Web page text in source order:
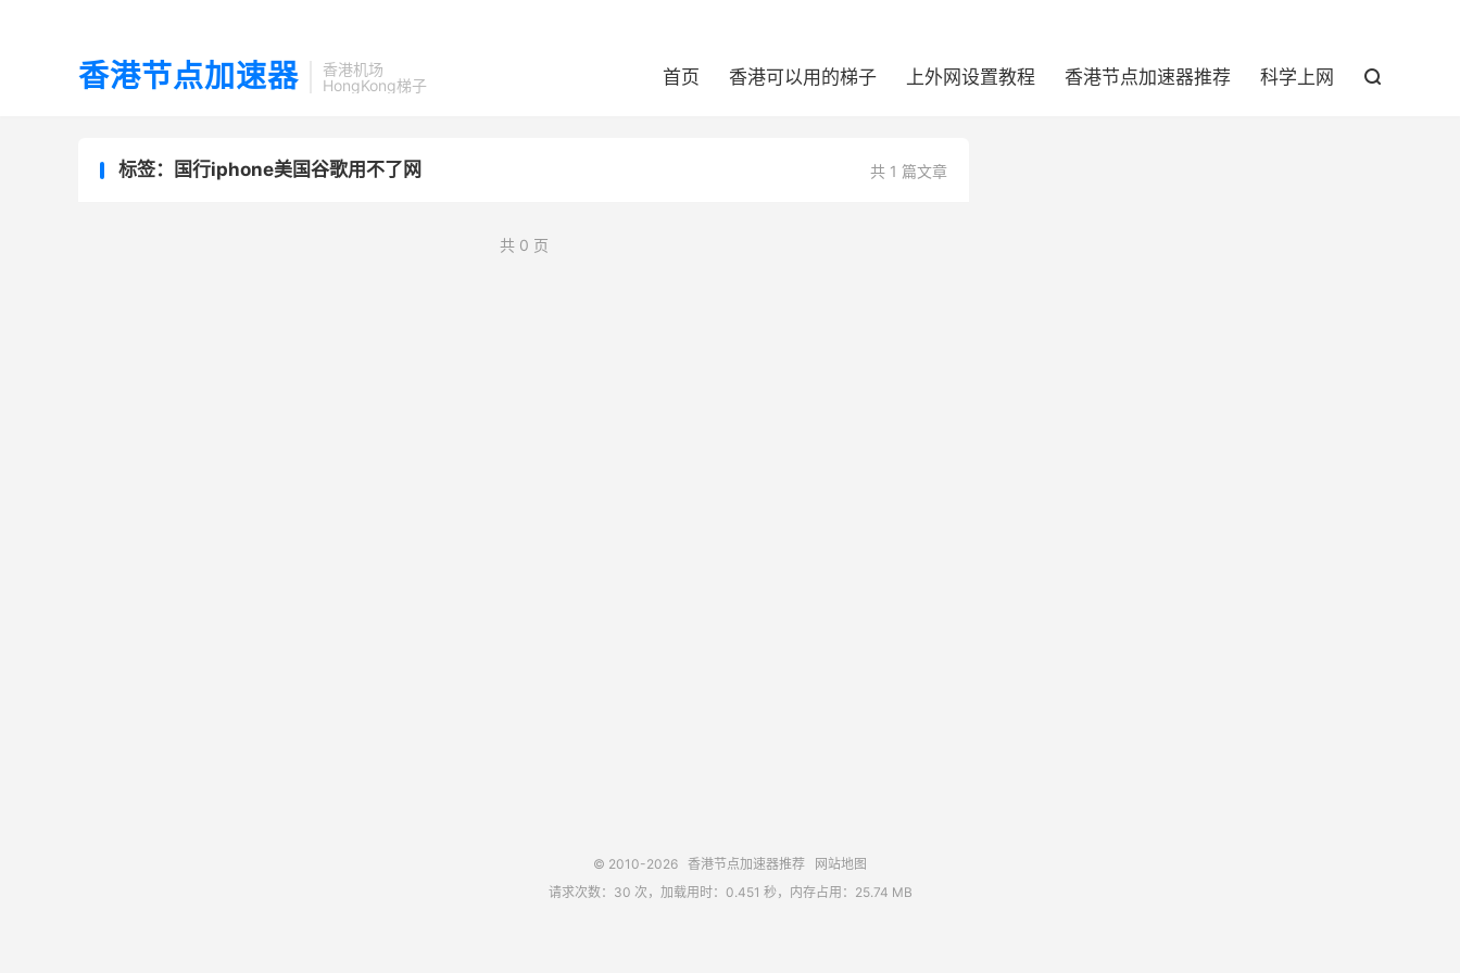
香港节点加速器
香港机场
HongKong梯子
首页 香港可以用的梯子 上外网设置教程 香港节点加速器推荐 科学上网 
共 1 篇文章
标签：国行iphone美国谷歌用不了网
共 0 页
© 2010-2026 香港节点加速器推荐
网站地图
请求次数：30 次，加载用时：0.451 秒，内存占用：25.74 MB